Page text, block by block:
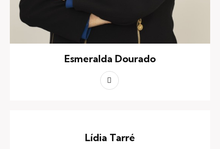
Esmeralda Dourado
Lídia Tarré